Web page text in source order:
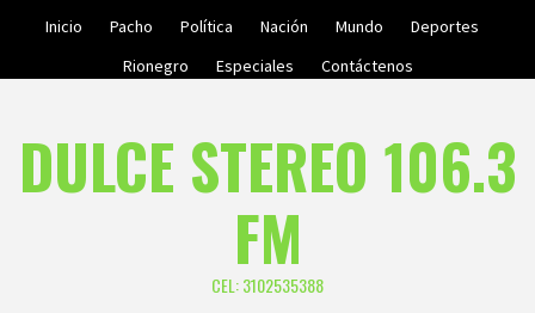
Inicio Pacho Política Nación Mundo
Deportes
Rionegro
Especiales Contáctenos
DULCE STEREO 106.3
FM
CEL: 3102535388